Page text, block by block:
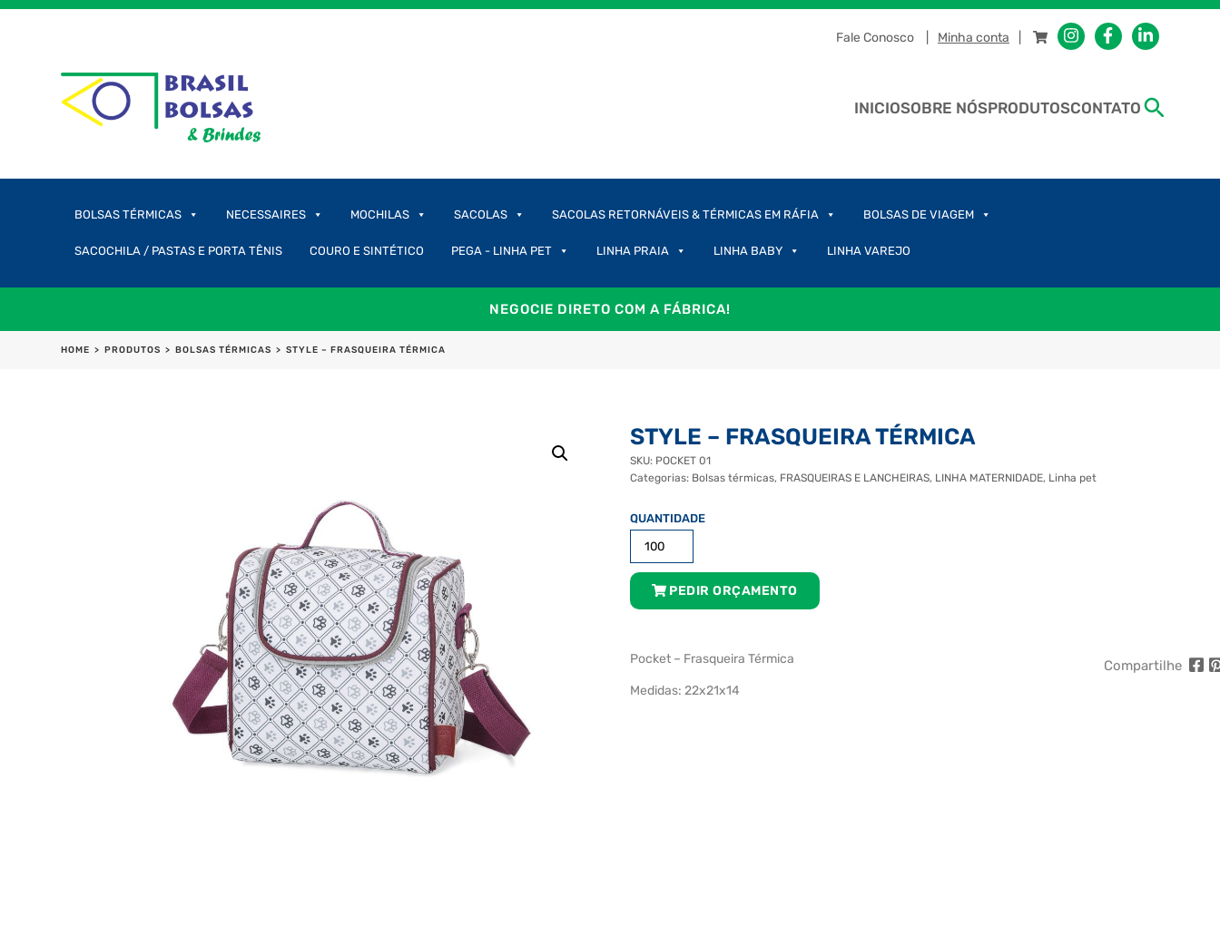
Fale Conosco Minha conta
INICIOSOBRE NÓSPRODUTOSCONTATO
BOLSAS TÉRMICAS NECESSAIRES MOCHILAS SACOLAS SACOLAS RETORNÁVEIS & TÉRMICAS EM RÁFIA BOLSAS DE VIAGEM
SACOCHILA / PASTAS E PORTA TÊNIS COURO E SINTÉTICO PEGA - LINHA PET LINHA PRAIA LINHA BABY LINHA VAREJO
NEGOCIE DIRETO COM A FÁBRICA!
HOME > PRODUTOS > BOLSAS TÉRMICAS > STYLE – FRASQUEIRA TÉRMICA
STYLE – FRASQUEIRA TÉRMICA
SKU: POCKET 01
Categorias: Bolsas térmicas, FRASQUEIRAS E LANCHEIRAS, LINHA MATERNIDADE, Linha pet
FRASQUEIRA
TÉRMICA
quantidade
PEDIR ORÇAMENTO
Pocket – Frasqueira Térmica
Medidas: 22x21x14
Compartilhe